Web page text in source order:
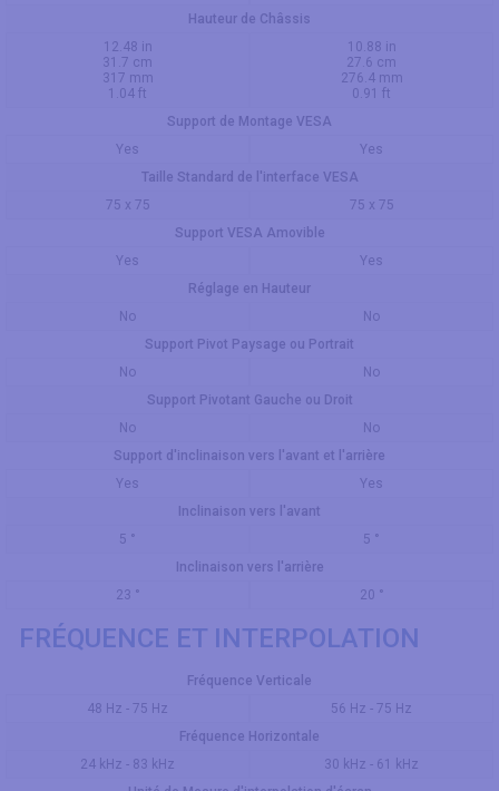
Hauteur de Châssis
12.48 in
31.7 cm
317 mm
1.04 ft
10.88 in
27.6 cm
276.4 mm
0.91 ft
Support de Montage VESA
Yes
Yes
Taille Standard de l'interface VESA
75 x 75
75 x 75
Support VESA Amovible
Yes
Yes
Réglage en Hauteur
No
No
Support Pivot Paysage ou Portrait
No
No
Support Pivotant Gauche ou Droit
No
No
Support d'inclinaison vers l'avant et l'arrière
Yes
Yes
Inclinaison vers l'avant
5 °
5 °
Inclinaison vers l'arrière
23 °
20 °
FRÉQUENCE ET INTERPOLATION
Fréquence Verticale
48 Hz - 75 Hz
56 Hz - 75 Hz
Fréquence Horizontale
24 kHz - 83 kHz
30 kHz - 61 kHz